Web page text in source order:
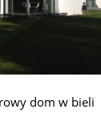
dom w bieli